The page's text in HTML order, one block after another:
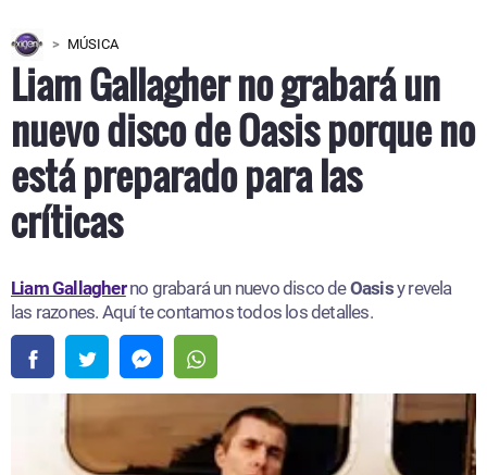
MÚSICA
Liam Gallagher no grabará un
nuevo disco de Oasis porque no
está preparado para las
críticas
Liam Gallagherno grabará un nuevo disco deOasisy revela
las razones. Aquí te contamos todos los detalles.